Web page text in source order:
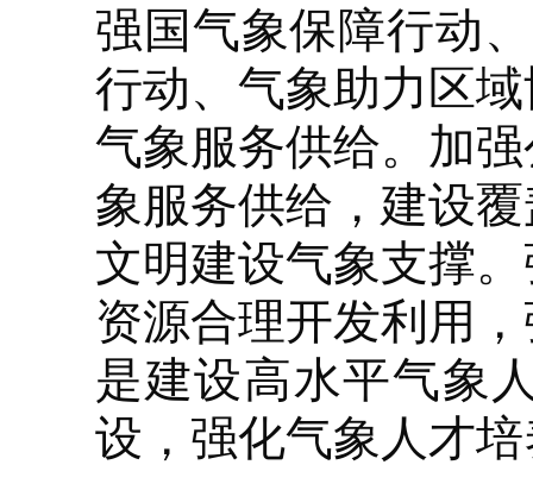
强国气象保障行动
行动、气象助力区
气象服务供给。加
象服务供给，建设
文明建设气象支撑
资源合理开发利用
是建设高水平气象
设，强化气象人才